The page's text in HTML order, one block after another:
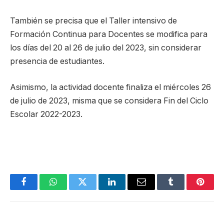
También se precisa que el Taller intensivo de
Formación Continua para Docentes se modifica para
los días del 20 al 26 de julio del 2023, sin considerar
presencia de estudiantes.
Asimismo, la actividad docente finaliza el miércoles 26
de julio de 2023, misma que se considera Fin del Ciclo
Escolar 2022-2023.
FacebookWhatsAppTwitter LinkedInEmail Tumblr